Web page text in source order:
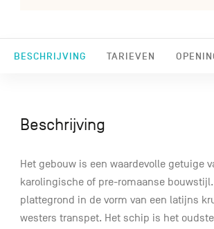
BESCHRIJVING TARIEVEN
Beschrijving
Het gebouw is een waardevolle getuige
karolingische of pre-romaanse
plattegrond in de vorm van een latijns
westers transpet. Het schip is het